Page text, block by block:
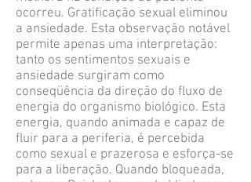
ocorreu. Gratificação sexual eliminou
a ansiedade. Esta observação notável
permite apenas uma interpretação:
tanto os sentimentos sexuais e
ansiedade surgiram como
conseqüência da direção do fluxo de
energia do organismo biológico. Esta
energia, quando animada e capaz de
fluir para a periferia, é percebida
como sexual e prazerosa e esforça-se
para a liberação. Quando bloqueada,